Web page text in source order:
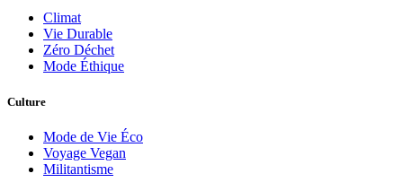
Climat
Vie Durable
Zéro Déchet
Mode Éthique
Culture
Mode de Vie Éco
Voyage Vegan
Militantisme